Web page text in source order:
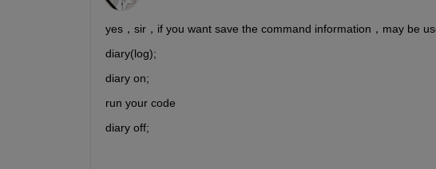
yes，sir，if you want save the command information，may be
diary(log);
diary on;
run your code
diary off;